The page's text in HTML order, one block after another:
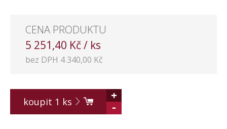
CENA PRODUKTU
5 251,40 Kč / ks
bez DPH 4 340,00 Kč
koupit 1 ks
+
-